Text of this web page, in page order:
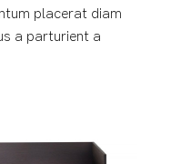
placerat diam
a parturient a